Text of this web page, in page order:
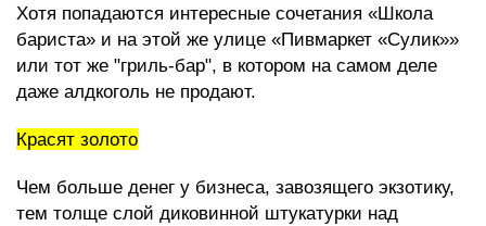
Хотя попадаются интересные сочетания «Школа
бариста» и на этой же улице «Пивмаркет «Сулик»»
или тот же "гриль-бар", в котором на самом деле
даже алдкоголь не продают.
Красят золото
Чем больше денег у бизнеса, завозящего экзотику,
тем толще слой диковинной штукатурки над